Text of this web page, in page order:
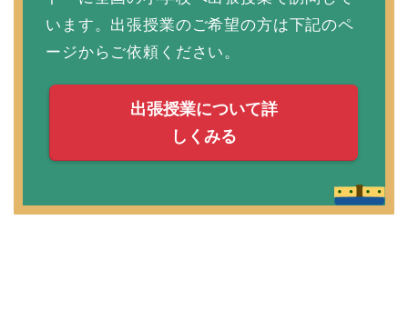
います。出張授業のご希望の方は下記のペ
ージからご依頼ください。
出張授業について詳
しくみる